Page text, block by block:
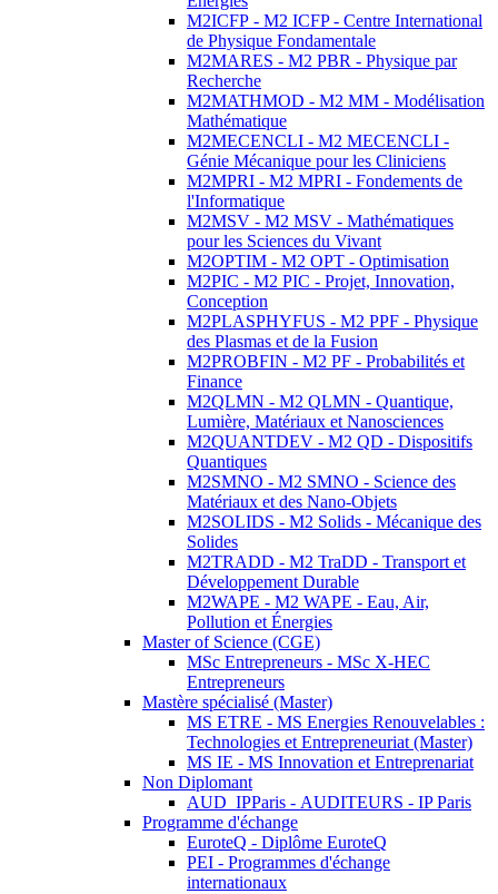
M2ICFP - M2 ICFP - Centre International
de Physique Fondamentale
M2MARES - M2 PBR - Physique par
Recherche
M2MATHMOD - M2 MM - Modélisation
Mathématique
M2MECENCLI - M2 MECENCLI -
Génie Mécanique pour les Cliniciens
M2MPRI - M2 MPRI - Fondements de
l'Informatique
M2MSV - M2 MSV - Mathématiques
pour les Sciences du Vivant
M2OPTIM - M2 OPT - Optimisation
M2PIC - M2 PIC - Projet, Innovation,
Conception
M2PLASPHYFUS - M2 PPF - Physique
des Plasmas et de la Fusion
M2PROBFIN - M2 PF - Probabilités et
Finance
M2QLMN - M2 QLMN - Quantique,
Lumière, Matériaux et Nanosciences
M2QUANTDEV - M2 QD - Dispositifs
Quantiques
M2SMNO - M2 SMNO - Science des
Matériaux et des Nano-Objets
M2SOLIDS - M2 Solids - Mécanique des
Solides
M2TRADD - M2 TraDD - Transport et
Développement Durable
M2WAPE - M2 WAPE - Eau, Air,
Pollution et Énergies
Master of Science (CGE)
MSc Entrepreneurs - MSc X-HEC
Entrepreneurs
Mastère spécialisé (Master)
MS ETRE - MS Energies Renouvelables :
Technologies et Entrepreneuriat (Master)
MS IE - MS Innovation et Entreprenariat
Non Diplomant
AUD_IPParis - AUDITEURS - IP Paris
Programme d'échange
EuroteQ - Diplôme EuroteQ
PEI - Programmes d'échange
internationaux